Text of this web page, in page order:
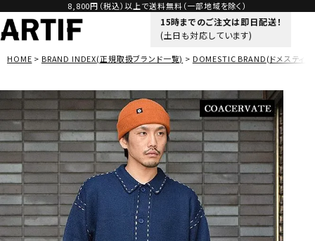
8,800円（税込）以上で送料無料（一部地域を除く）
15時までのご注文は即日配送！
(土日も対応しています)
HOME BRAND INDEX(正規取扱ブランド一覧) DOMESTIC BRAND(ドメスティッ